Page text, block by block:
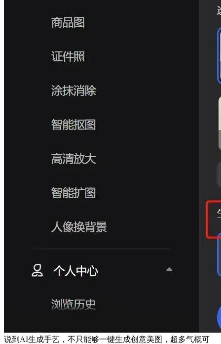
说到AI生成手艺，不只能够一键生成创意美图，超多气概可